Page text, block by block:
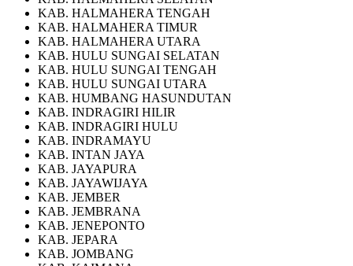
KAB. HALMAHERA TENGAH
KAB. HALMAHERA TIMUR
KAB. HALMAHERA UTARA
KAB. HULU SUNGAI SELATAN
KAB. HULU SUNGAI TENGAH
KAB. HULU SUNGAI UTARA
KAB. HUMBANG HASUNDUTAN
KAB. INDRAGIRI HILIR
KAB. INDRAGIRI HULU
KAB. INDRAMAYU
KAB. INTAN JAYA
KAB. JAYAPURA
KAB. JAYAWIJAYA
KAB. JEMBER
KAB. JEMBRANA
KAB. JENEPONTO
KAB. JEPARA
KAB. JOMBANG